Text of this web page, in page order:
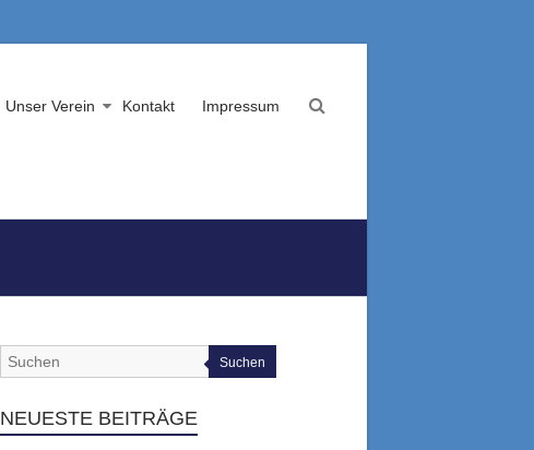
Unser Verein Kontakt Impressum
Suchen
NEUESTE BEITRÄGE